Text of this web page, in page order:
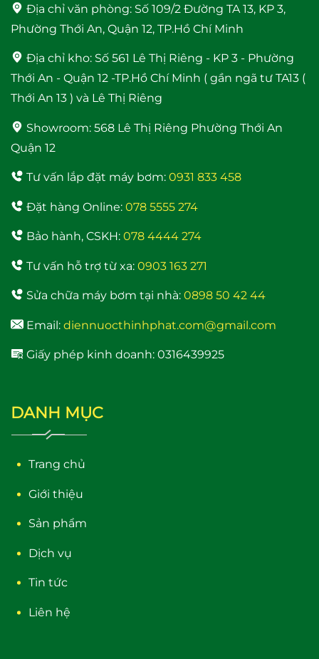
Rơ le điện tử Adelino
PS-01B Rơ le thông
Máy Năng Lượng Mặt
Máy bơm nước trợ lực
đẩy cao Samico 200w
tốt nhất hiện nay
Địa chỉ văn phòng: Số 109/2 Đường TA 13, KP 3,
Phường Thới An, Quận 12, TP.Hồ Chí Minh
Địa chỉ kho: Số 561 Lê Thị Riêng - KP 3 - Phường
Thới An - Quận 12 -TP.Hồ Chí Minh ( gần ngã tư TA13 (
Thới An 13 ) và Lê Thị Riêng
Showroom: 568 Lê Thị Riêng Phường Thới An
Quận 12
Tư vấn lắp đặt máy bơm: 0931 833 458
Đặt hàng Online: 078 5555 274
Bảo hành, CSKH: 078 4444 274
Tư vấn hỗ trợ từ xa: 0903 163 271
Sửa chữa máy bơm tại nhà: 0898 50 42 44
Email: diennuocthinhphat.com@gmail.com
Giấy phép kinh doanh: 0316439925
DANH MỤC
Trang chủ
Giới thiệu
Sản phẩm
Dịch vụ
Tin tức
Liên hệ